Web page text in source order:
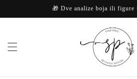
🎁 Dve analize boja ili figure